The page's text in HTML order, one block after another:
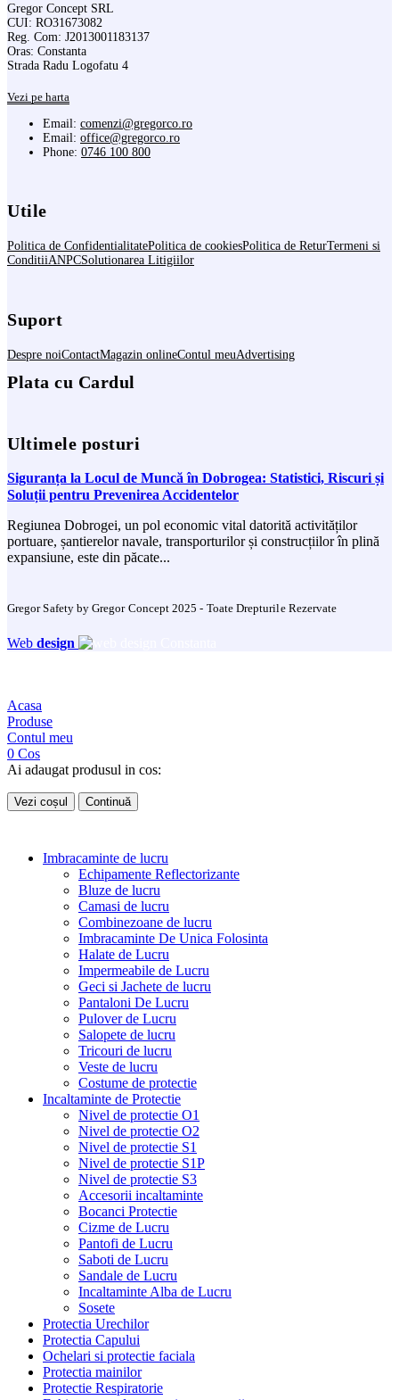
Gregor Concept SRL
CUI: RO31673082
Reg. Com: J2013001183137
Oras: Constanta
Strada Radu Logofatu 4
Vezi pe harta
Email: comenzi@gregorco.ro
Email: office@gregorco.ro
Phone: 0746 100 800
Utile
Politica de ConfidentialitatePolitica de cookiesPolitica de ReturTermeni si
ConditiiANPCSolutionarea Litigiilor
Suport
Despre noiContactMagazin onlineContul meuAdvertising
Plata cu Cardul
Ultimele posturi
Siguranța la Locul de Muncă în Dobrogea: Statistici, Riscuri și
Soluții pentru Prevenirea Accidentelor
Regiunea Dobrogei, un pol economic vital datorită activităților
portuare, șantierelor navale, transporturilor și construcțiilor în plină
expansiune, este din păcate...
Gregor Safety by Gregor Concept 2025 - Toate Drepturile Rezervate
Web design
Acasa
Produse
Contul meu
0 Cos
Ai adaugat produsul in cos:
Vezi coșul Continuă
Imbracaminte de lucru
Echipamente Reflectorizante
Bluze de lucru
Camasi de lucru
Combinezoane de lucru
Imbracaminte De Unica Folosinta
Halate de Lucru
Impermeabile de Lucru
Geci si Jachete de lucru
Pantaloni De Lucru
Pulover de Lucru
Salopete de lucru
Tricouri de lucru
Veste de lucru
Costume de protectie
Incaltaminte de Protectie
Nivel de protectie O1
Nivel de protectie O2
Nivel de protectie S1
Nivel de protectie S1P
Nivel de protectie S3
Accesorii incaltaminte
Bocanci Protectie
Cizme de Lucru
Pantofi de Lucru
Saboti de Lucru
Sandale de Lucru
Incaltaminte Alba de Lucru
Sosete
Protectia Urechilor
Protectia Capului
Ochelari si protectie faciala
Protectia mainilor
Protectie Respiratorie